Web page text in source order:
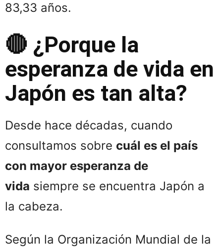
83,33 años.
🔴 ¿Porque la
esperanza de vida en
Japón es tan alta?
Desde hace décadas, cuando
consultamos sobre cuál es el país
con mayor esperanza de
vida siempre se encuentra Japón a
la cabeza.
Según la Organización Mundial de la